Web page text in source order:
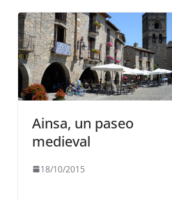
Ainsa, un paseo
medieval
18/10/2015